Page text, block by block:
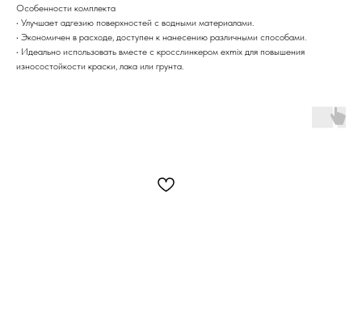
Особенности комплекта
• Улучшает адгезию поверхностей с водными материалами.
• Экономичен в расходе, доступен к нанесению различными способами.
• Идеально использовать вместе с кросслинкером exmix для повышения
износостойкости краски, лака или грунта.